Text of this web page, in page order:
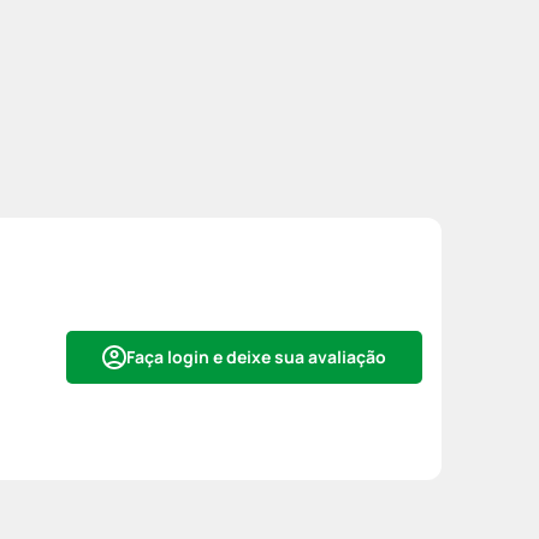
Faça login e deixe sua avaliação